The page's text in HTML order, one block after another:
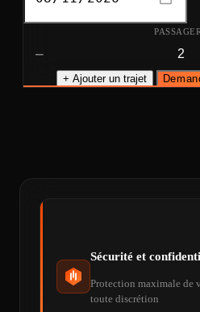
−
+ Ajouter un trajet
Sécurité et
Protection maximale de
toute discrétion